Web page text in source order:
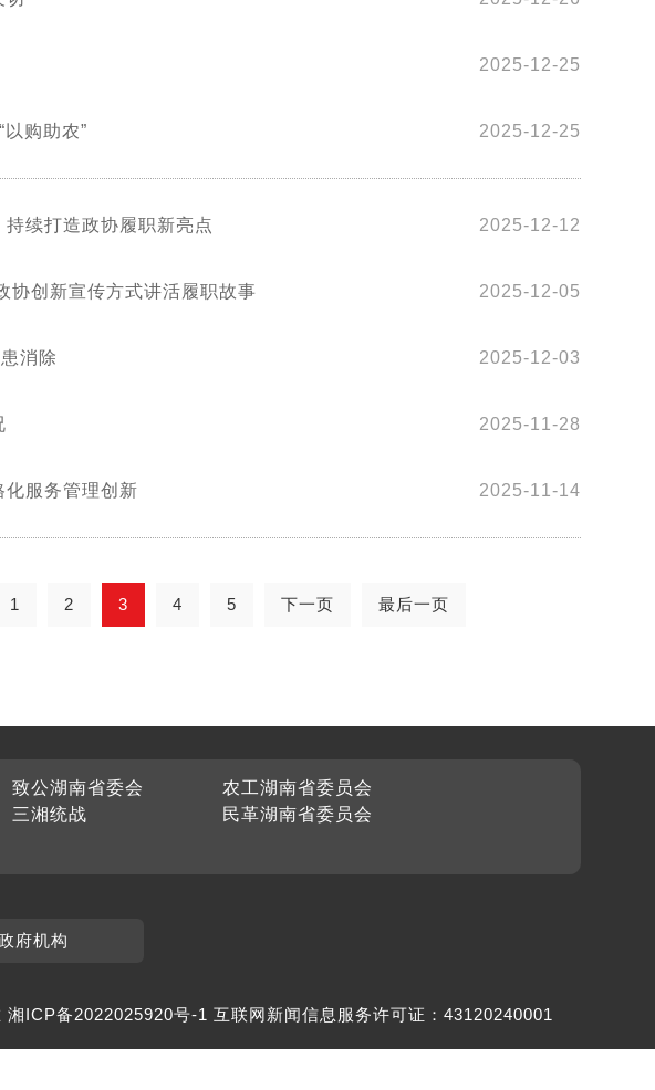
2025-12-25
协委员“以购助农” 2025-12-25
续打造政协履职新亮点 2025-12-12
界市政协创新宣传方式讲活履职故事 2025-12-05
消除 2025-12-03
2025-11-28
化服务管理创新 2025-11-14
1 2 3 4 5 下一页 最后一页
致公湖南省委会
农工湖南省委员会
三湘统战
民革湖南省委员会
府机构
湘ICP备2022025920号-1 互联网新闻信息服务许可证：43120240001